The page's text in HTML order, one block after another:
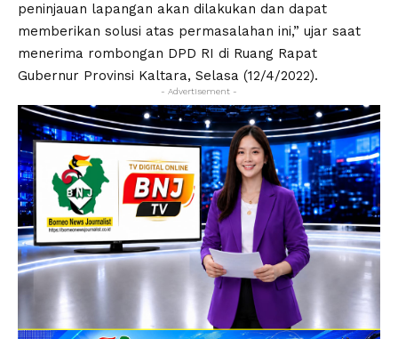
peninjauan lapangan akan dilakukan dan dapat
memberikan solusi atas permasalahan ini,” ujar saat
menerima rombongan DPD RI di Ruang Rapat
Gubernur Provinsi Kaltara, Selasa (12/4/2022).
- Advertisement -